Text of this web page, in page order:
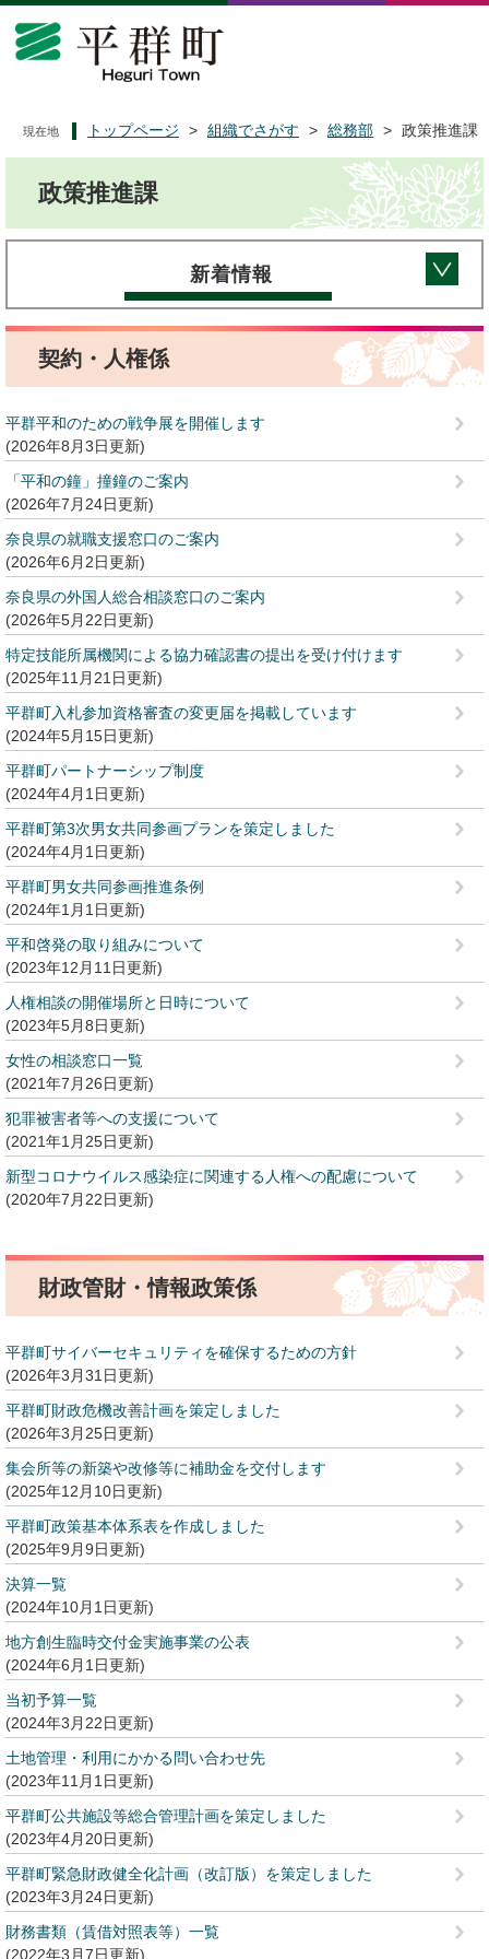
ペ
メ
文
現在地 トップページ > 組織でさがす > 総務部 > 政策推進課
政策推進課
新着情報
契約・人権係
平群平和のための戦争展を開催します
2026年8月3日更新
「平和の鐘」撞鐘のご案内
2026年7月24日更新
奈良県の就職支援窓口のご案内
2026年6月2日更新
奈良県の外国人総合相談窓口のご案内
2026年5月22日更新
特定技能所属機関による協力確認書の提出を受け付けます
2025年11月21日更新
平群町入札参加資格審査の変更届を掲載しています
2024年5月15日更新
平群町パートナーシップ制度
2024年4月1日更新
平群町第3次男女共同参画プランを策定しました
2024年4月1日更新
平群町男女共同参画推進条例
2024年1月1日更新
平和啓発の取り組みについて
2023年12月11日更新
人権相談の開催場所と日時について
2023年5月8日更新
女性の相談窓口一覧
2021年7月26日更新
犯罪被害者等への支援について
2021年1月25日更新
新型コロナウイルス感染症に関連する人権への配慮について
2020年7月22日更新
財政管財・情報政策係
平群町サイバーセキュリティを確保するための方針
2026年3月31日更新
平群町財政危機改善計画を策定しました
2026年3月25日更新
集会所等の新築や改修等に補助金を交付します
2025年12月10日更新
平群町政策基本体系表を作成しました
2025年9月9日更新
決算一覧
2024年10月1日更新
地方創生臨時交付金実施事業の公表
2024年6月1日更新
当初予算一覧
2024年3月22日更新
土地管理・利用にかかる問い合わせ先
2023年11月1日更新
平群町公共施設等総合管理計画を策定しました
2023年4月20日更新
平群町緊急財政健全化計画（改訂版）を策定しました
2023年3月24日更新
財務書類（賃借対照表等）一覧
2022年3月7日更新